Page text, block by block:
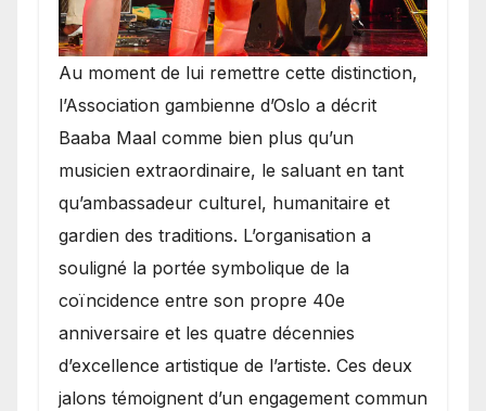
​Au moment de lui remettre cette distinction,
l’Association gambienne d’Oslo a décrit
Baaba Maal comme bien plus qu’un
musicien extraordinaire, le saluant en tant
qu’ambassadeur culturel, humanitaire et
gardien des traditions. L’organisation a
souligné la portée symbolique de la
coïncidence entre son propre 40e
anniversaire et les quatre décennies
d’excellence artistique de l’artiste. Ces deux
jalons témoignent d’un engagement commun